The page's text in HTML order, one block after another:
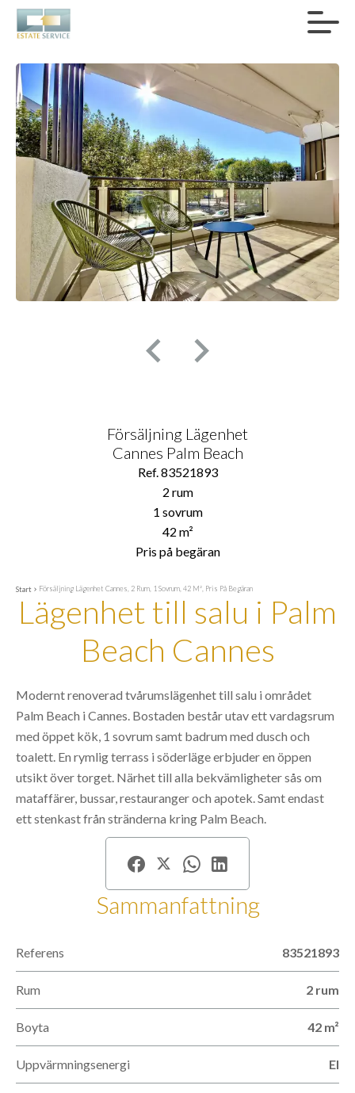
Försäljning Lägenhet
Cannes Palm Beach
Ref. 83521893
2 rum
1 sovrum
42 m²
Pris på begäran
Start Försäljning Lägenhet Cannes, 2 Rum, 1 Sovrum, 42 M², Pris På Begäran
Lägenhet till salu i Palm
Beach Cannes
Modernt renoverad tvårumslägenhet till salu i området
Palm Beach i Cannes. Bostaden består utav ett vardagsrum
med öppet kök, 1 sovrum samt badrum med dusch och
toalett. En rymlig terrass i söderläge erbjuder en öppen
utsikt över torget. Närhet till alla bekvämligheter sås om
mataffärer, bussar, restauranger och apotek. Samt endast
ett stenkast från stränderna kring Palm Beach.
Sammanfattning
Referens 83521893
Rum 2 rum
Boyta 42 m²
Uppvärmningsenergi El